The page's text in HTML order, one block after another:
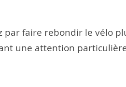
par faire rebondir le vélo
une attention